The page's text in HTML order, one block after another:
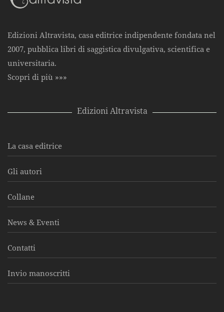
Edizioni Altravista, casa editrice indipendente fondata nel
2007, pubblica libri di saggistica divulgativa, scientifica e
universitaria.
Scopri di più »»»
Edizioni Altravista
La casa editrice
Gli autori
Collane
News & Eventi
Contatti
Invio manoscritti